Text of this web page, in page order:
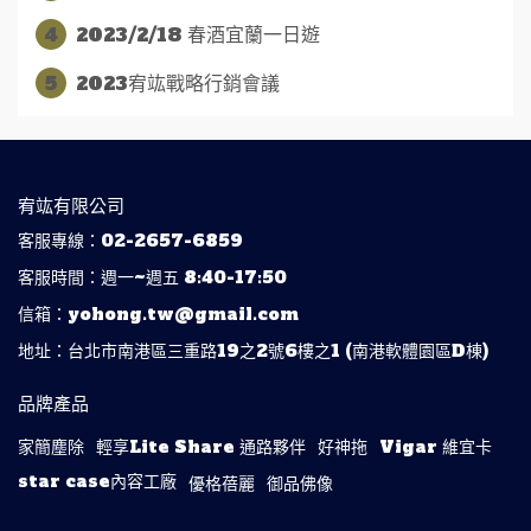
4
2023/2/18 春酒宜蘭一日遊
5
2023宥竑戰略行銷會議
宥竑有限公司
客服專線：02-2657-6859
客服時間：週一~週五 8:40-17:50
信箱：yohong.tw@gmail.com
地址：台北市南港區三重路19之2號6樓之1 (南港軟體園區D棟)
品牌產品
家簡塵除 輕享Lite Share 通路夥伴 好神拖 Vigar 維宜卡
star case內容工廠 優格蓓麗 御品佛像